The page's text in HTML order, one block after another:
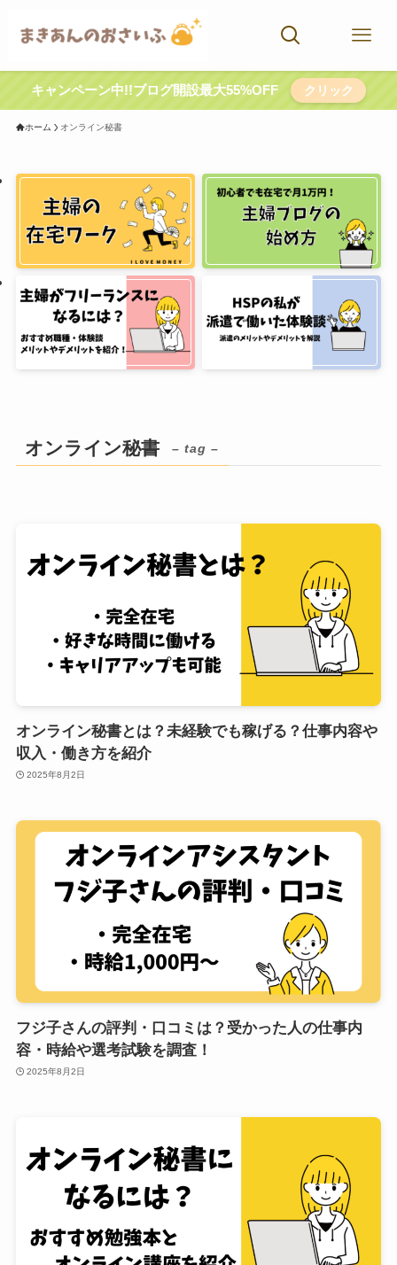
キャンペーン中!!ブログ開設最大55%OFF クリック
ホーム オンライン秘書
オンライン秘書 – tag –
オンライン秘書とは？未経験でも稼げる？仕事内容や
収入・働き方を紹介
2025年8月2日
フジ子さんの評判・口コミは？受かった人の仕事内
容・時給や選考試験を調査！
2025年8月2日